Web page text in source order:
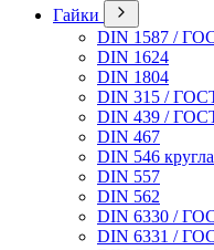
Гайки
DIN 1587 /
DIN 1624
DIN 1804
DIN 315 /
DIN 439 /
DIN 467
DIN 546
DIN 557
DIN 562
DIN 6330 /
DIN 6331 /